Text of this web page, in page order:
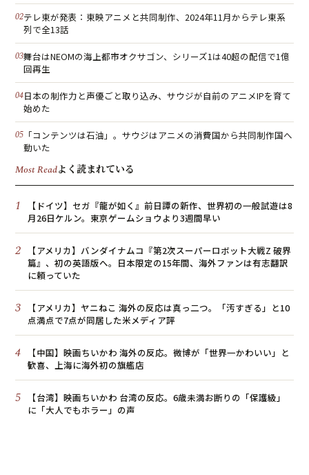
テレ東が発表：東映アニメと共同制作、2024年11月からテレ東系
列で全13話
舞台はNEOMの海上都市オクサゴン、シリーズ1は40超の配信で1億
回再生
日本の制作力と声優ごと取り込み、サウジが自前のアニメIPを育て
始めた
「コンテンツは石油」。サウジはアニメの消費国から共同制作国へ
動いた
Most Readよく読まれている
1
【ドイツ】セガ『龍が如く』前日譚の新作、世界初の一般試遊は8
月26日ケルン。東京ゲームショウより3週間早い
2
【アメリカ】バンダイナムコ『第2次スーパーロボット大戦Z 破界
篇』、初の英語版へ。日本限定の15年間、海外ファンは有志翻訳
に頼っていた
3
【アメリカ】ヤニねこ 海外の反応は真っ二つ。「汚すぎる」と10
点満点で7点が同居した米メディア評
4
【中国】映画ちいかわ 海外の反応。微博が「世界一かわいい」と
歓喜、上海に海外初の旗艦店
5
【台湾】映画ちいかわ 台湾の反応。6歳未満お断りの「保護級」
に「大人でもホラー」の声